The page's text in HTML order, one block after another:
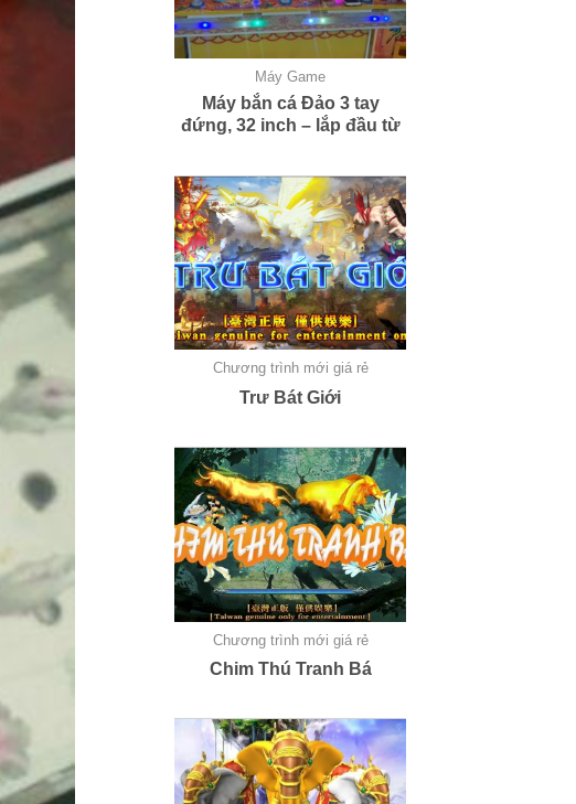
Máy Game
Máy bắn cá Đảo 3 tay
đứng, 32 inch – lắp đầu từ
Chương trình mới giá rẻ
Trư Bát Giới
Chương trình mới giá rẻ
Chim Thú Tranh Bá